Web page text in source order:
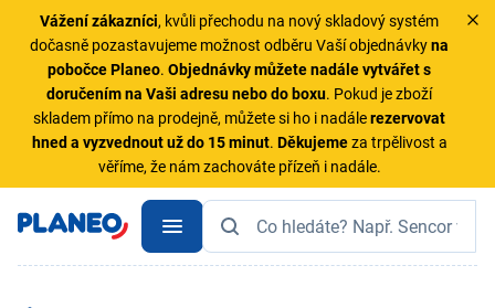
Vážení zákazníci, kvůli přechodu na nový skladový systém
dočasně pozastavujeme možnost odběru Vaší objednávkyna
pobočce Planeo.Objednávky můžete nadále vytvářet s
doručením na Vaši adresu nebo do boxu. Pokud je zboží
skladem přímo na prodejně, můžete si ho i nadálerezervovat
hned a vyzvednout už do 15 minut. Děkujemeza trpělivost a
věříme, že nám zachováte přízeň i nadále.